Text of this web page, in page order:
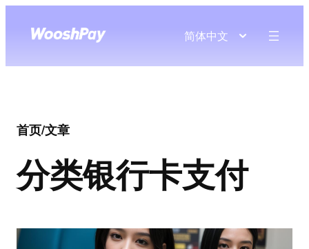
简体中文
首页/文章
分类银行卡支付